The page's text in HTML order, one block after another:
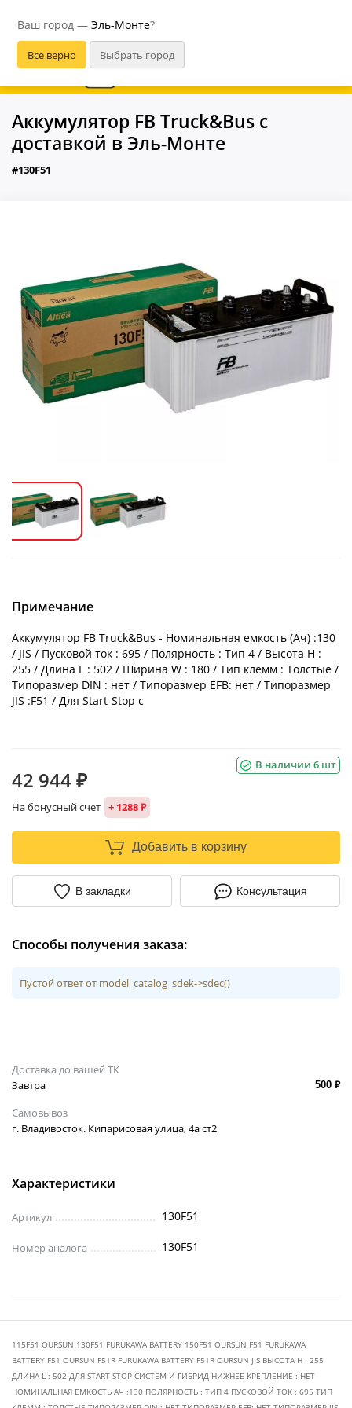
Ваш город — Эль-Монте?
В приложении удобнее
Аккумулятор FB Truck&Bus с
доставкой в Эль-Монте
#130F51
Примечание
Аккумулятор FB Truck&Bus - Номинальная емкость (Ач) :130
/ JIS / Пусковой ток : 695 / Полярность : Тип 4 / Высота H :
255 / Длина L : 502 / Ширина W : 180 / Тип клемм : Толстые /
Типоразмер DIN : нет / Типоразмер EFB: нет / Типоразмер
JIS :F51 / Для Start-Stop с
В наличии 6 шт
42 944 ₽
На бонусный счет + 1288 ₽
Добавить в корзину
В закладки Консультация
Способы получения заказа:
Пустой ответ от model_catalog_sdek->sdec()
Доставка до вашей ТК
Завтра
500 ₽
Самовывоз
г. Владивосток. Кипарисовая улица, 4а ст2
Характеристики
Артикул 130F51
Номер аналога 130F51
115F51 OURSUN 130F51 FURUKAWA BATTERY 150F51 OURSUN F51 FURUKAWA
BATTERY F51 OURSUN F51R FURUKAWA BATTERY F51R OURSUN JIS ВЫСОТА H : 255
ДЛИНА L : 502 ДЛЯ START-STOP СИСТЕМ И ГИБРИД НИЖНЕЕ КРЕПЛЕНИЕ : НЕТ
НОМИНАЛЬНАЯ ЕМКОСТЬ АЧ :130 ПОЛЯРНОСТЬ : ТИП 4 ПУСКОВОЙ ТОК : 695 ТИП